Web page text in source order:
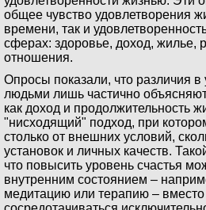
общее чувство удовлетворения
времени, так и
сферах: здоровье, доход, жилье,
отношения.
Опросы показали, что различия
людьми лишь частично
как доход и продолжительность
"нисходящий" подход, при
столько от внешних условий,
установок и личных качеств.
что повысить уровень счастья
внутренним состоянием –
медитацию или терапию – вместо